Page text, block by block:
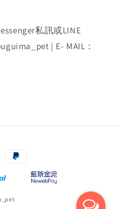
私訊或LINE
| E- MAIL：